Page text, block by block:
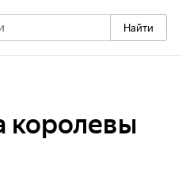
Найти
королевы